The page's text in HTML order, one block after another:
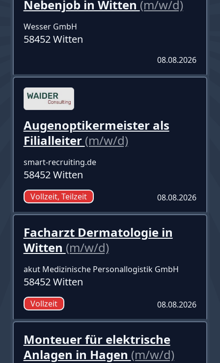
Nebenjob in Witten (m/w/d)
Wesser GmbH
58452 Witten
08.08.2026
Augenoptikermeister als
Filialleiter (m/w/d)
smart-recruiting.de
58452 Witten
Vollzeit, Teilzeit 08.08.2026
Facharzt Dermatologie in
Witten (m/w/d)
akut Medizinische Personallogistik GmbH
58452 Witten
Vollzeit 08.08.2026
Monteuer für elektrische
Anlagen in Hagen (m/w/d)